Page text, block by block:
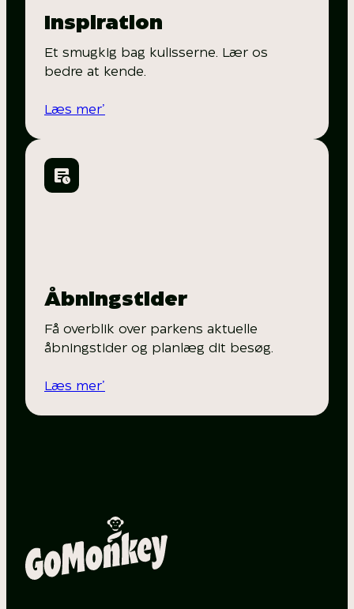
Inspiration
Et smugkig bag kulisserne. Lær os
bedre at kende.
Læs mer’
Åbningstider
Få overblik over parkens aktuelle
åbningstider og planlæg dit besøg.
Læs mer’